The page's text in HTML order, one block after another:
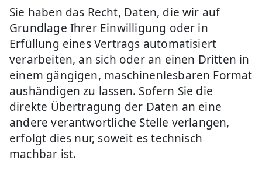
Sie haben das Recht, Daten, die wir auf
Grundlage Ihrer Einwilligung oder in
Erfüllung eines Vertrags automatisiert
verarbeiten, an sich oder an einen Dritten in
einem gängigen, maschinenlesbaren Format
aushändigen zu lassen. Sofern Sie die
direkte Übertragung der Daten an eine
andere verantwortliche Stelle verlangen,
erfolgt dies nur, soweit es technisch
machbar ist.